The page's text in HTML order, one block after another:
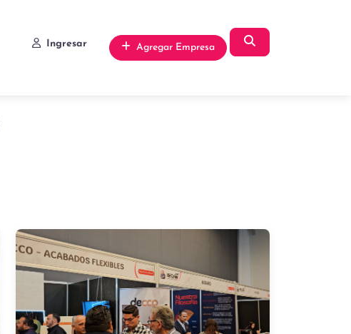
Ingresar Agregar Empresa